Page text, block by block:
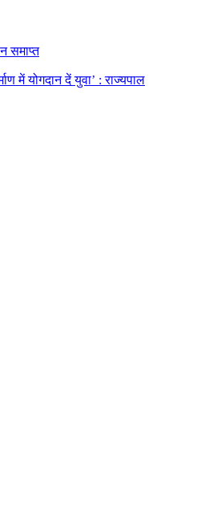
समाप्त
में योगदान दें युवा’ : राज्यपाल